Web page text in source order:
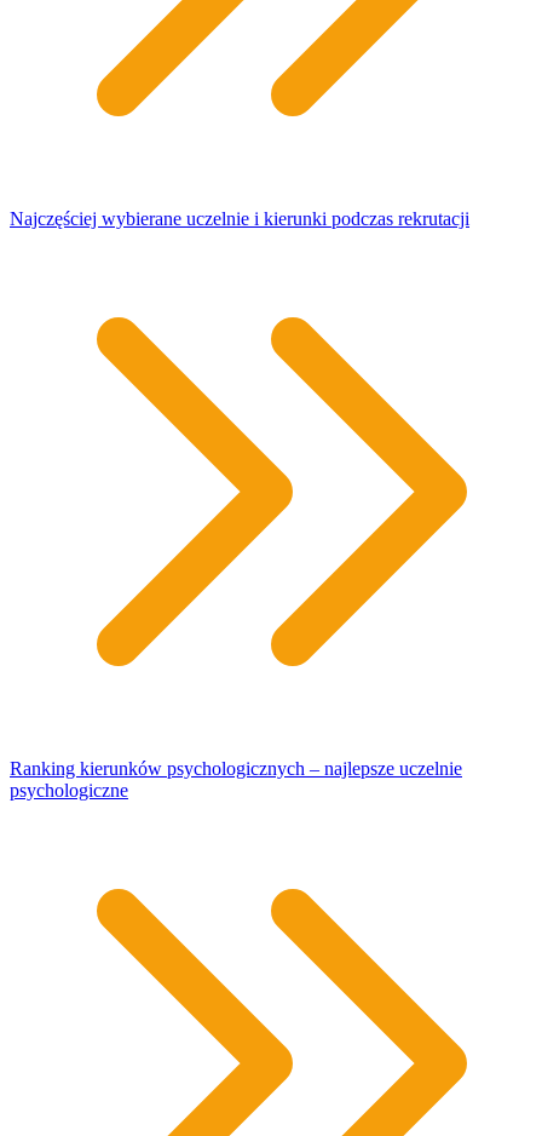
Najczęściej wybierane uczelnie i kierunki podczas rekrutacji
Ranking kierunków psychologicznych – najlepsze uczelnie
psychologiczne